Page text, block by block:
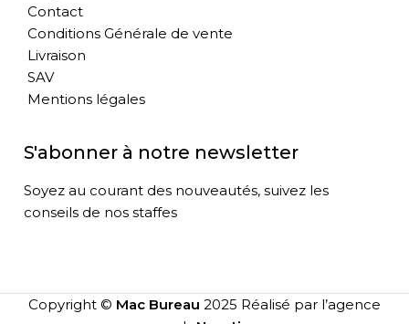
Contact
Conditions Générale de vente
Livraison
SAV
Mentions légales
S'abonner à notre newsletter
Soyez au courant des nouveautés, suivez les
conseils de nos staffes
Copyright © Mac Bureau 2025 Réalisé par l’agence